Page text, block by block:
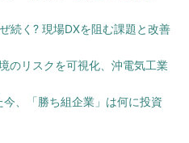
続く? 現場DXを阻む課題と改善
のリスクを可視化、沖電気工業
、「勝ち組企業」は何に投資